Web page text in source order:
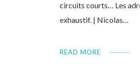
circuits courts… Les
exhaustif. | Nicolas…
READ MORE